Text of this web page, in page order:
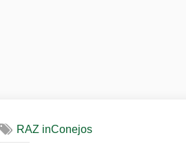
RAZ inConejos